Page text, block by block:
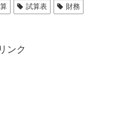
試算表
財務
ンク